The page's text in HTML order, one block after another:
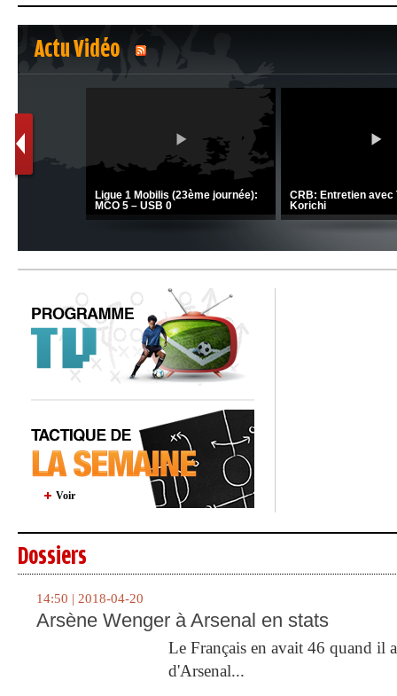
Actu Vidéo
CRB: Entretien avec
Korichi
Ligue 1 Mobilis (23ème journée):
MCO 5 – USB 0
JSK: Brahim Zafour évoque la
situation du club
Voir
Dossiers
14:50 | 2018-04-20
Arsène Wenger à Arsenal en stats
Le Français en avait 46 quand il
d'Arsenal...